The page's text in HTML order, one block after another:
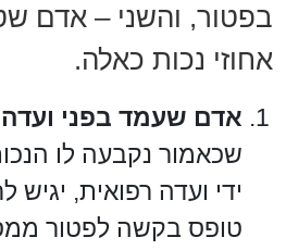
בפטור, והשני – אדם
אחוזי נכות כאלה.
אדם שעמד בפני ועדה
שכאמור נקבעה לו
ידי ועדה רפואית, יגיש